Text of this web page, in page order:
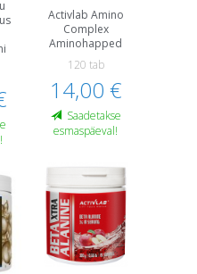
Activlab Amino
Complex
Aminohapped
120 tab
14,00 €
Saadetakse
esmaspäeval!